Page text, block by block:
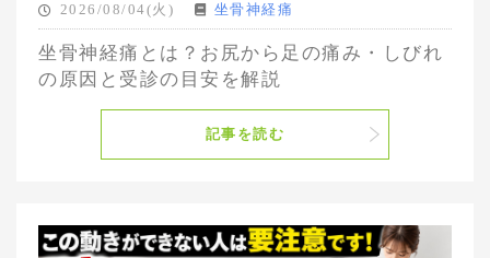
2026/08/04(火) 坐骨神経痛
坐骨神経痛とは？お尻から足の痛み・しびれ
の原因と受診の目安を解説
記事を読む